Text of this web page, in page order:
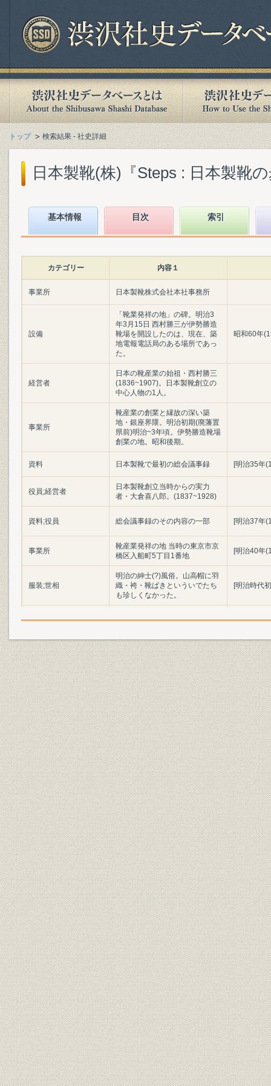
トップ 検索結果 - 社史詳細
日本製靴(株)『Steps : 日本製靴
基本情報 目次 索引
カテゴリー 内容１
事業所 日本製靴株式会社本社事務所
設備
「靴業発祥の地」の碑。明治3
年3月15日 西村勝三が伊勢勝造
靴場を開設したのは、現在、築
地電報電話局のある場所であっ
た。
昭和60年
経営者
日本の靴産業の始祖・西村勝三
(1836~1907)。日本製靴創立の
中心人物の1人。
事業所
靴産業の創業と縁故の深い築
地・銀座界隈。明治初期(廃藩置
県前)明治~3年頃。伊勢勝造靴場
創業の地。昭和後期。
資料 日本製靴で最初の総会議事録 [明治35年
役員;経営者
日本製靴創立当時からの実力
者・大倉喜八郎。(1837~1928)
資料;役員 総会議事録のその内容の一部 [明治37年
事業所
靴産業発祥の地 当時の東京市京
橋区入船町5丁目1番地
[明治40年
服装;世相
明治の紳士(?)風俗。山高帽に羽
織・袴・靴ばきといういでたち
も珍しくなかった。
[明治時代
役員;経営者
製品;商品 明治時代の陸軍軍靴の変遷
明治初年
(1886年)
靴;風俗
「調練歩行の図」よし藤画 慶応
3年幕府軍の歩兵によるフラン
ス式訓練の情景。指揮官や軍楽
隊は靴ばきだが、一般兵はほと
んど草履ばきであった。(浅井収
氏蔵)
慶応3年
設備 欧米の手製靴時代の工具
広告宣伝
明治3年12月8日付「横浜毎日新
聞」に西村勝三が出した求人広
告
明治3年
広告宣伝
日露戦争当時、朝日新聞に掲出
された靴の広告
[明治37年
事業所
明治15年、銀座尾張町2丁目15
番地に開店した「レマルシャン
靴店」。
明治15年
技術;経営者
オランダ出身の靴師の先覚者 エ
フ・ジェ・レマルシャン
商品;広告宣伝
伊勢勝造靴場の靴のカタログ。
西村勝三の出身地である千葉県
佐倉市で最近発見された日本で
最初の靴のカタログ。
販売
桜組銀座店の製靴注文帳。(明治
10年ごろ)
明治10年
明治6年、米欧使節団一行、ワ
シントンで写す。皆、靴を履い
ている。正使の岩倉は、和服の